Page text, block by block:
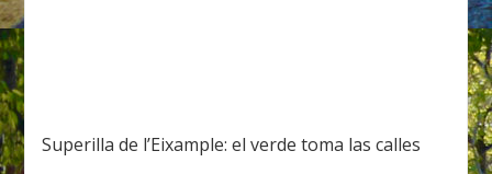
Superilla de l’Eixample: el verde toma las calles